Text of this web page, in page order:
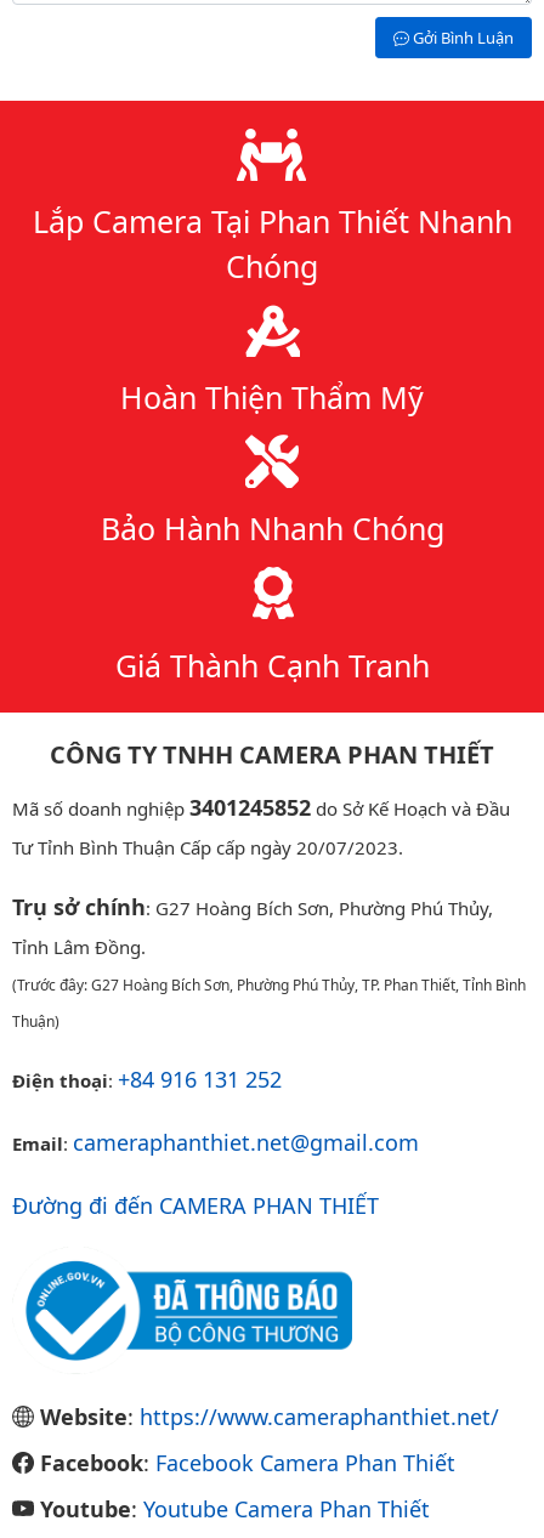
Gởi Bình Luận
Lý do chọn chúng tôi
Lắp Camera Tại Phan Thiết Nhanh
Chóng
Hoàn Thiện Thẩm Mỹ
Bảo Hành Nhanh Chóng
Giá Thành Cạnh Tranh
CÔNG TY TNHH CAMERA PHAN THIẾT
Mã số doanh nghiệp 3401245852 do Sở Kế Hoạch và Đầu
Tư Tỉnh Bình Thuận Cấp cấp ngày 20/07/2023.
Trụ sở chính: G27 Hoàng Bích Sơn, Phường Phú Thủy,
Tỉnh Lâm Đồng.
(Trước đây: G27 Hoàng Bích Sơn, Phường Phú Thủy, TP. Phan Thiết, Tỉnh Bình
Thuận)
Điện thoại: +84 916 131 252
Email: cameraphanthiet.net@gmail.com
Đường đi đến CAMERA PHAN THIẾT
Website: https://www.cameraphanthiet.net/
Facebook: Facebook Camera Phan Thiết
Youtube: Youtube Camera Phan Thiết